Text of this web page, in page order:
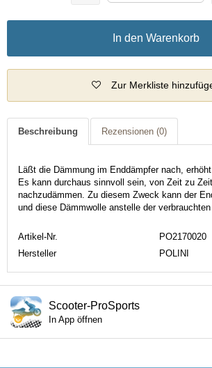
In den Warenkorb
Zur Merkliste
Beschreibung Rezensionen (0)
Läßt die Dämmung im Enddämpfer nach,
Es kann durchaus sinnvoll sein, von Zeit zu
nachzudämmen. Zu diesem Zweck kann der
und diese Dämmwolle anstelle der
Artikel-Nr.
PO2170020
Hersteller
POLINI
Scooter-ProSports
In App öffnen